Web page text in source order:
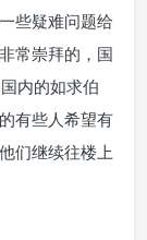
些疑难问题给
常崇拜的，国
内的如求伯
有些人希望有
们继续往楼上